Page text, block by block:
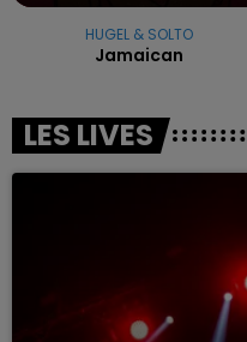
HUGEL & SOLTO
Jamaican
LES LIVES